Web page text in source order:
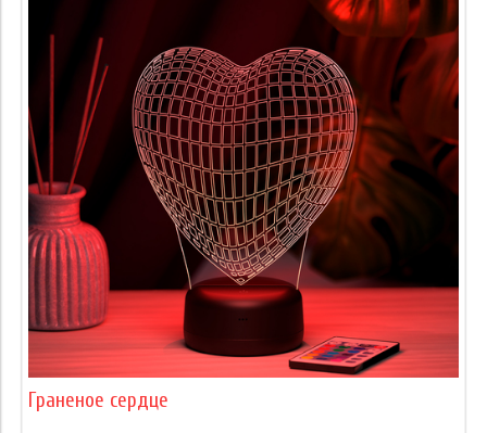
Граненое сердце